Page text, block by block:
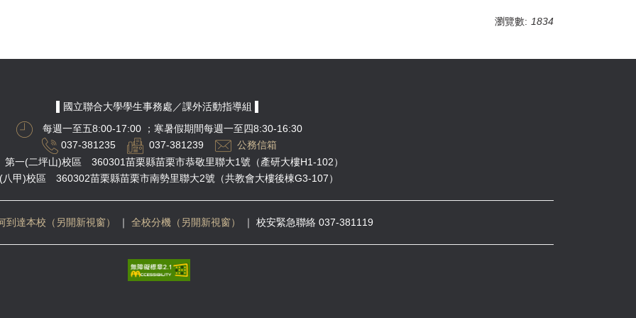
瀏覽數: 1834
▌國立聯合大學學生事務處／課外活動指導組 ▌
每週一至五8:00-17:00
；寒暑假期間每週一至四8:30-16:30
037-381235
037-381239
公務信箱
第一(二坪山)校區 360301苗栗縣苗栗市恭敬里聯大1號（產研大樓H1-102）
八甲)校區 360302苗栗縣苗栗市南勢里聯大2號（共教會大樓後棟G3-107）
到達本校（另開新視窗） ｜ 全校分機（另開新視窗） ｜ 校安緊急聯絡 037-381119